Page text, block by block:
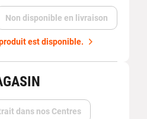
Non disponible en livraison
est disponible.
dans nos Centres